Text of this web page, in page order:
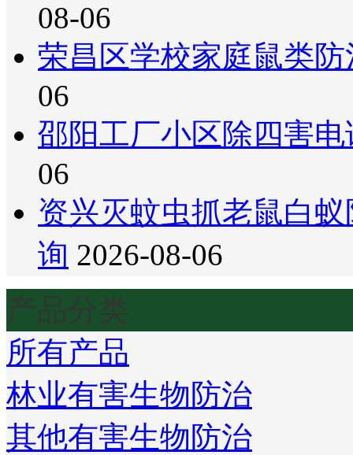
08-06
荣昌区学校家庭鼠类
06
邵阳工厂小区除四害
06
资兴灭蚊虫抓老鼠白
询 2026-08-06
产品分类
所有产品
林业有害生物防治
其他有害生物防治